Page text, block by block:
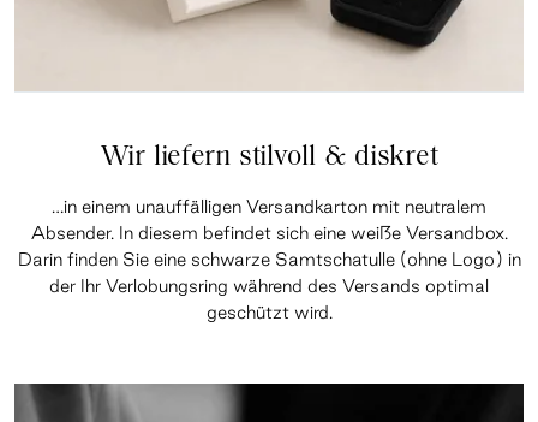
Wir liefern stilvoll & diskret
…in einem unauffälligen Versandkarton mit neutralem
Absender. In diesem befindet sich eine weiße Versandbox.
Darin finden Sie eine schwarze Samtschatulle (ohne Logo) in
der Ihr Verlobungsring während des Versands optimal
geschützt wird.